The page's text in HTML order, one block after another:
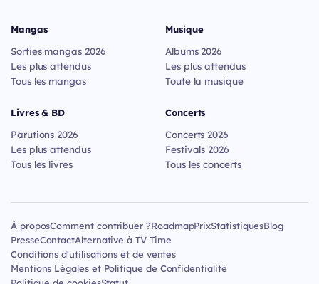
Mangas
Sorties mangas 2026
Les plus attendus
Tous les mangas
Livres & BD
Parutions 2026
Les plus attendus
Tous les livres
Musique
Albums 2026
Les plus attendus
Toute la musique
Concerts
Concerts 2026
Festivals 2026
Tous les concerts
À proposComment contribuer ?RoadmapPrixStatistiquesBlog
PresseContactAlternative à TV Time
Conditions d'utilisations et de ventes
Mentions Légales et Politique de Confidentialité